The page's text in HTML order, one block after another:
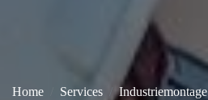
Home Services Industriemontage